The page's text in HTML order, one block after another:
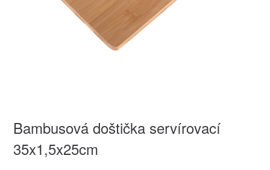
Bambusová doštička servírovací
35x1,5x25cm